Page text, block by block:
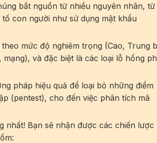
bắt nguồn từ nhiều nguyên nhân, từ
con người như sử dụng mật khẩu
mức độ nghiêm trọng (Cao, Trung
và đặc biệt là các loại lỗ hổng
pháp hiệu quả để loại bỏ những điểm
(pentest), cho đến việc phân tích mã
nhất! Bạn sẽ nhận được các chiến lược